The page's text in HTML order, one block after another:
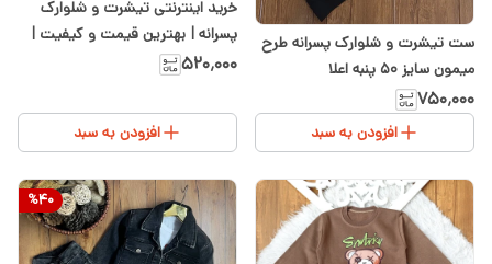
ست تیشرت و شلوارک پسرانه طرح
میمون سایز ۵۰ پنبه اعلا
۷۵۰٬۰۰۰
افزودن به سبد
خرید اینترنتی تیشرت و شلوارک
پسرانه | بهترین قیمت و کیفیت |
سیسمونی شیدا
۵۲۰٬۰۰۰
افزودن به سبد
%40